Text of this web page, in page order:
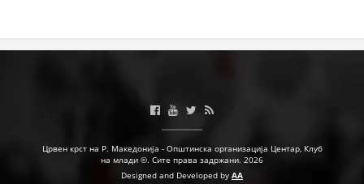
Црвен крст на Р. Македонија - Општинска организација Центар, Клуб
на млади ©. Сите права задржани. 2026
Designed and Developed by AA